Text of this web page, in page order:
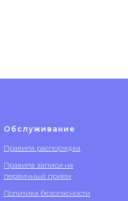
Обслуживание
Правила распорядка
Правила записи на
первичный прием
Политика безопасности